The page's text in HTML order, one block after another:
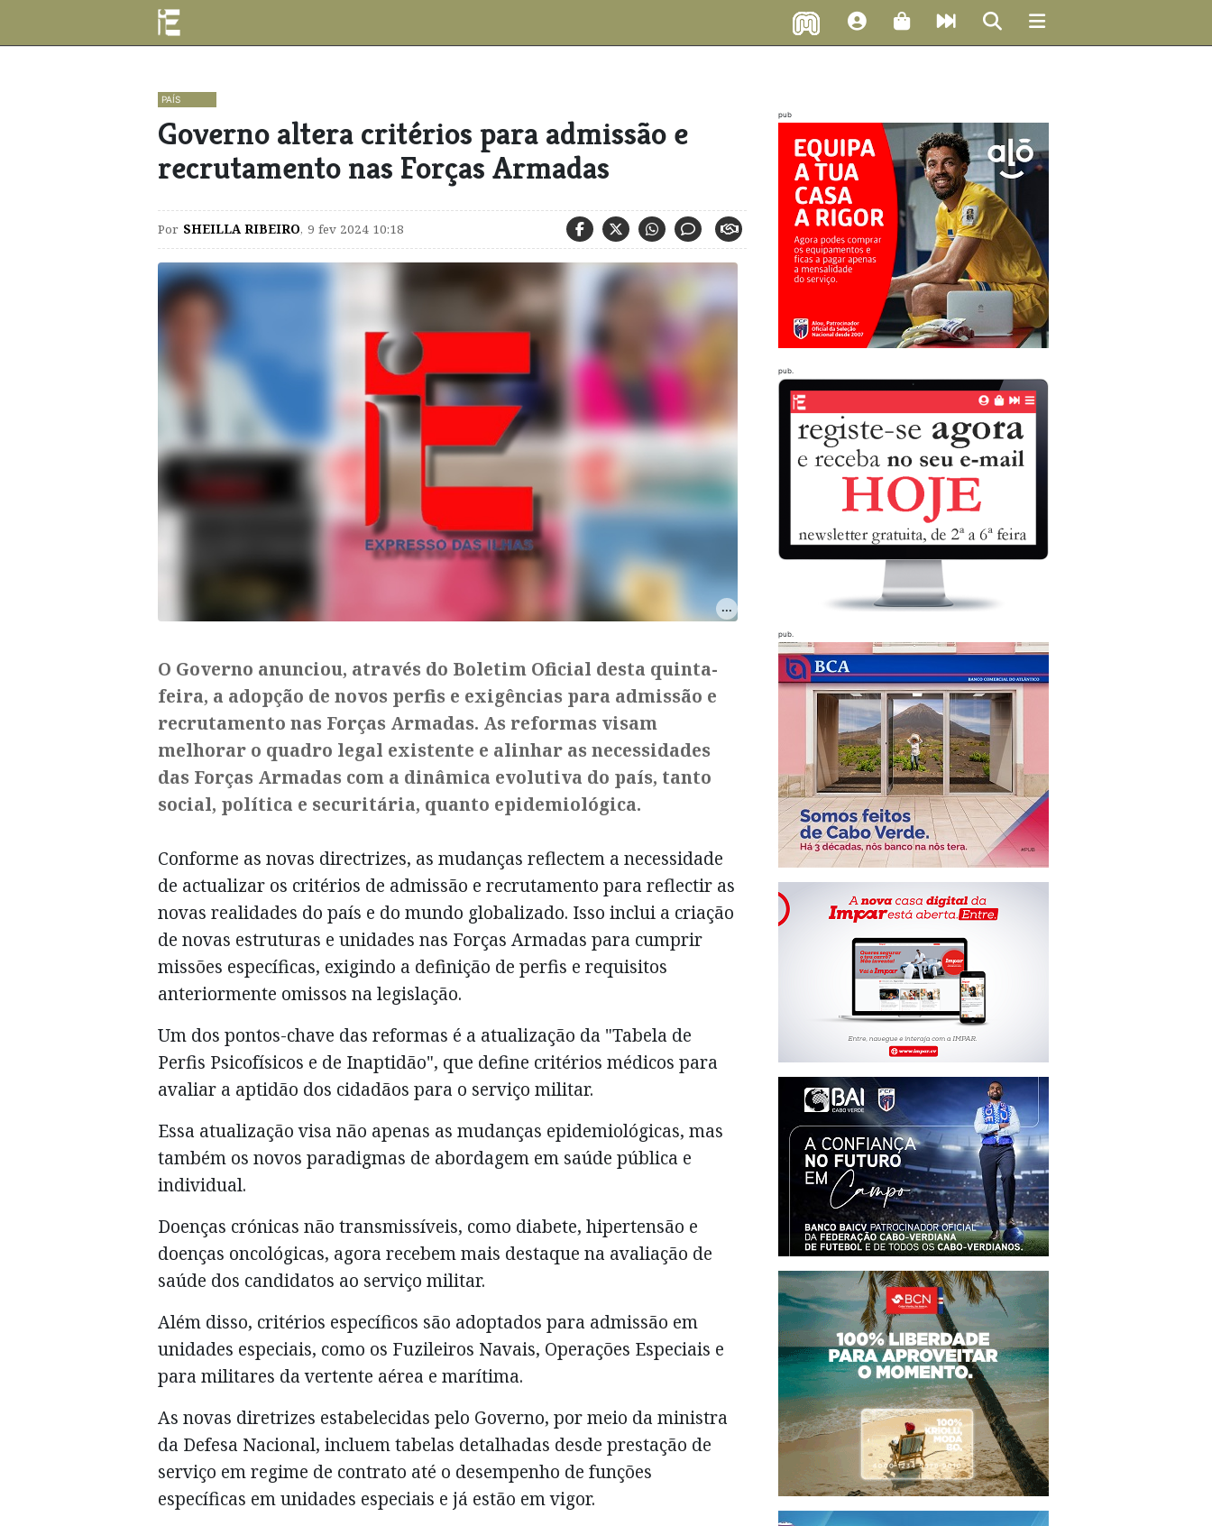
PAÍS
Governo altera critérios para admissão e
recrutamento nas Forças Armadas
Por SHEILLA RIBEIRO, 9 fev 2024 10:18
O Governo anunciou, através do Boletim Oficial desta quinta-
feira, a adopção de novos perfis e exigências para admissão e
recrutamento nas Forças Armadas. As reformas visam
melhorar o quadro legal existente e alinhar as necessidades
das Forças Armadas com a dinâmica evolutiva do país, tanto
social, política e securitária, quanto epidemiológica.
Conforme as novas directrizes, as mudanças reflectem a necessidade
de actualizar os critérios de admissão e recrutamento para reflectir as
novas realidades do país e do mundo globalizado. Isso inclui a criação
de novas estruturas e unidades nas Forças Armadas para cumprir
missões específicas, exigindo a definição de perfis e requisitos
anteriormente omissos na legislação.
Um dos pontos-chave das reformas é a atualização da "Tabela de
Perfis Psicofísicos e de Inaptidão", que define critérios médicos para
avaliar a aptidão dos cidadãos para o serviço militar.
Essa atualização visa não apenas as mudanças epidemiológicas, mas
também os novos paradigmas de abordagem em saúde pública e
individual.
Doenças crónicas não transmissíveis, como diabete, hipertensão e
doenças oncológicas, agora recebem mais destaque na avaliação de
saúde dos candidatos ao serviço militar.
Além disso, critérios específicos são adoptados para admissão em
unidades especiais, como os Fuzileiros Navais, Operações Especiais e
para militares da vertente aérea e marítima.
As novas diretrizes estabelecidas pelo Governo, por meio da ministra
da Defesa Nacional, incluem tabelas detalhadas desde prestação de
serviço em regime de contrato até o desempenho de funções
específicas em unidades especiais e já estão em vigor.
pub
pub.
pub.